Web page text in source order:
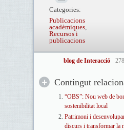
Categories:
Publicacions
acadèmiques,
Recursos i
publicacions
blog de Interacció
Contingut
“OBS”: Nou web de
sostenibilitat local
Patrimoni i
discurs i transformar la